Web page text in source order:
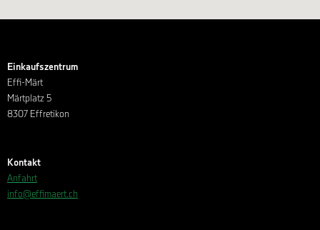
Einkaufszentrum
Effi-Märt
Märtplatz 5
8307 Effretikon
Kontakt
Anfahrt
info@effimaert.ch